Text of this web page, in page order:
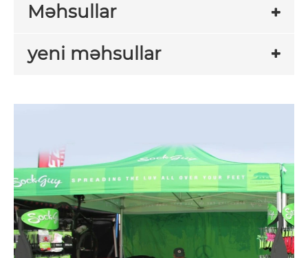
Məhsullar
yeni məhsullar